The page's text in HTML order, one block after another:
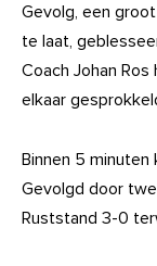
Gevolg, een
te laat,
Coach Johan
elkaar
Binnen 5 minuten
Gevolgd door
Ruststand 3-0